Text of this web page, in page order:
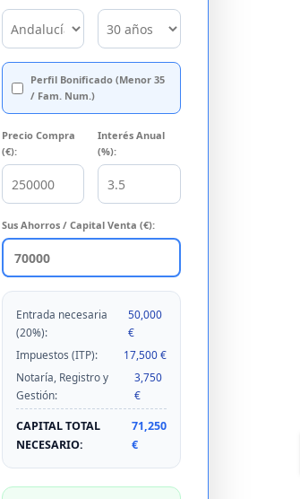
Perfil Bonificado (Menor 35
/ Fam. Num.)
Precio Compra
(€):
Interés Anual
(%):
Sus Ahorros / Capital Venta (€):
Entrada necesaria
(20%):
50,000
€
Impuestos (ITP):
17,500 €
Notaría, Registro y
Gestión:
3,750
€
CAPITAL TOTAL
NECESARIO:
71,250
€